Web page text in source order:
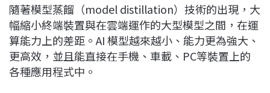
隨著模型蒸餾（model distillation）技術的出現，大
幅縮小終端裝置與在雲端運作的大型模型之間，在運
算能力上的差距。AI 模型越來越小、能力更為強大、
更高效，並且能直接在手機、車載、PC等裝置上的
各種應用程式中。